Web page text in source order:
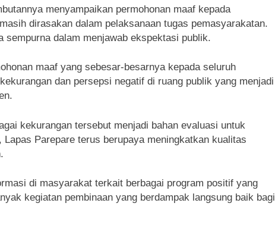
menyampaikan permohonan maaf kepada
dirasakan dalam pelaksanaan tugas pemasyarakatan.
sempurna dalam menjawab ekspektasi publik.
maaf yang sebesar-besarnya kepada seluruh
dan persepsi negatif di ruang publik yang menjadi
kekurangan tersebut menjadi bahan evaluasi untuk
Parepare terus berupaya meningkatkan kualitas
di masyarakat terkait berbagai program positif yang
kegiatan pembinaan yang berdampak langsung baik bagi